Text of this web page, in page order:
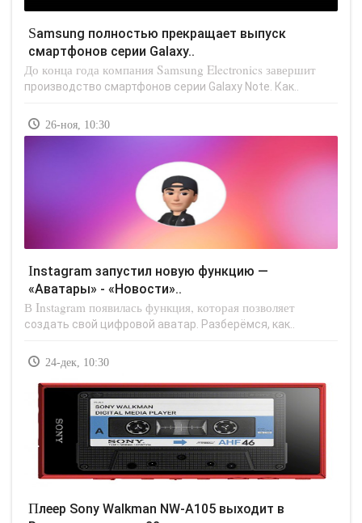
Samsung полностью прекращает выпуск
смартфонов серии Galaxy..
До конца года компания Samsung Electronics завершит
производство смартфонов серии Galaxy Note. Как..
26-ноя, 10:30
Instagram запустил новую функцию —
«Аватары» - «Новости»..
В Instagram появилась функция, которая позволяет
создать свой цифровой аватар. Разберёмся, как..
24-дек, 10:30
Плеер Sony Walkman NW-A105 выходит в